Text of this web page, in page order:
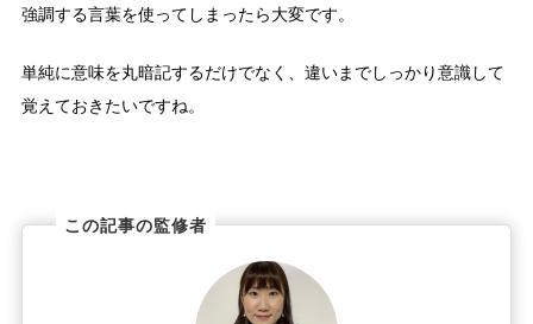
強調する言葉を使ってしまったら大変です。
単純に意味を丸暗記するだけでなく、違いまでしっかり意識して
覚えておきたいですね。
この記事の監修者